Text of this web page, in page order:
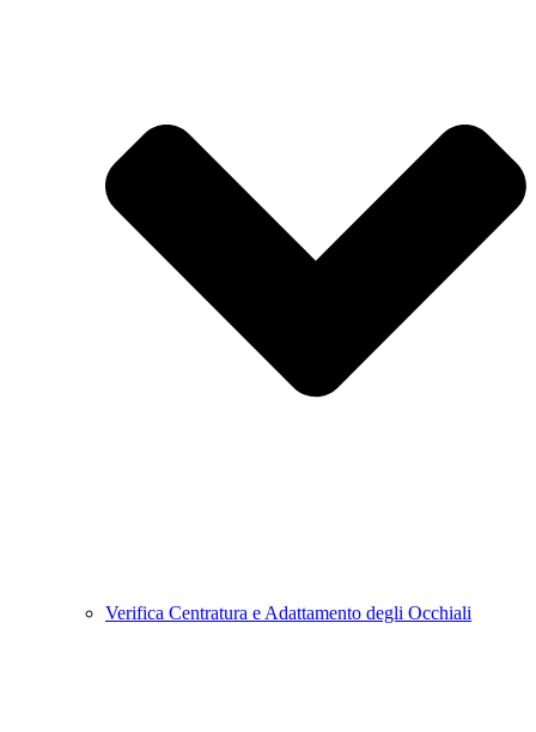
Verifica Centratura e Adattamento degli Occhiali